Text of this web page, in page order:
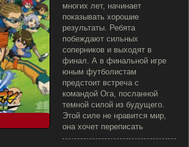
многих лет, начинает
показывать хорошие
результаты. Ребята
побеждают сильных
соперников и выходят в
финал. А в финальной игре
юным футболистам
предстоит встреча с
командой Ога, посланной
темной силой из будущего.
Этой силе не нравится мир,
она хочет переписать